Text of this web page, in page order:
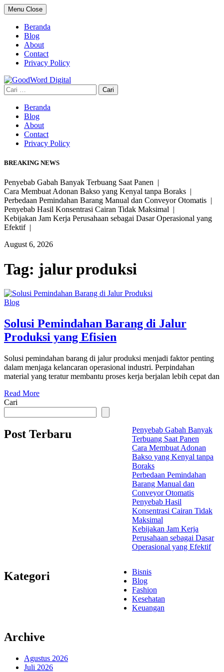
Skip
to
content
Menu Close
Beranda
Blog
About
Contact
Privacy Policy
Cari
untuk:
Beranda
Blog
About
Contact
Privacy Policy
BREAKING NEWS
Penyebab Gabah Banyak Terbuang Saat Panen |
Cara Membuat Adonan Bakso yang Kenyal tanpa Boraks |
Perbedaan Pemindahan Barang Manual dan Conveyor Otomatis |
Penyebab Hasil Konsentrasi Cairan Tidak Maksimal |
Kebijakan Jam Kerja Perusahaan sebagai Dasar Operasional yang
Efektif |
August 6, 2026
Tag: jalur produksi
Blog
Solusi Pemindahan Barang di Jalur
Produksi yang Efisien
Solusi pemindahan barang di jalur produksi menjadi faktor penting
dalam menjaga kelancaran operasional industri. Perpindahan
material yang teratur membantu proses kerja berjalan lebih cepat dan
Read More
Cari
Post Terbaru
Penyebab Gabah Banyak
Terbuang Saat Panen
Cara Membuat Adonan
Bakso yang Kenyal tanpa
Boraks
Perbedaan Pemindahan
Barang Manual dan
Conveyor Otomatis
Penyebab Hasil
Konsentrasi Cairan Tidak
Maksimal
Kebijakan Jam Kerja
Perusahaan sebagai Dasar
Operasional yang Efektif
Kategori
Bisnis
Blog
Fashion
Kesehatan
Keuangan
Archive
Agustus 2026
Juli 2026